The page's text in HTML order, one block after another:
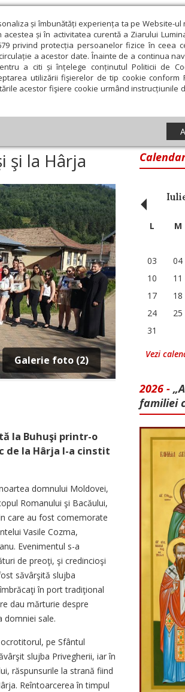
și îmbunătăți experiența ta pe Website-ul
și în activitatea curentă a Ziarului
privind protecția persoanelor fizice în ceea
a acestor date. Înainte de a continua
a citi și înțelege conținutul Politicii de
utilizării fişierelor de tip cookie conform
acestor fişiere cookie urmând instrucțiunile
și Cultură Societate
Hârja
şi la Hârja
Galerie foto (2)
la Buhuşi printr-o
de la Hârja l-a cinstit
domnului Moldovei,
Romanului şi Bacăului,
care au fost comemorate
Vasile Cozma,
Evenimentul s-a
de preoţi, şi credincioşi
săvârşită slujba
în port tradiţional
dau mărturie despre
domniei sale.
pe Sfântul
slujba Privegherii, iar în
răspunsurile la strană fiind
Reîntoarcerea în timpul
Aprilie Mai Iunie ‹ L M
03
04
10
11
17
18
24
25
31
Vezi
2026 -
familiei